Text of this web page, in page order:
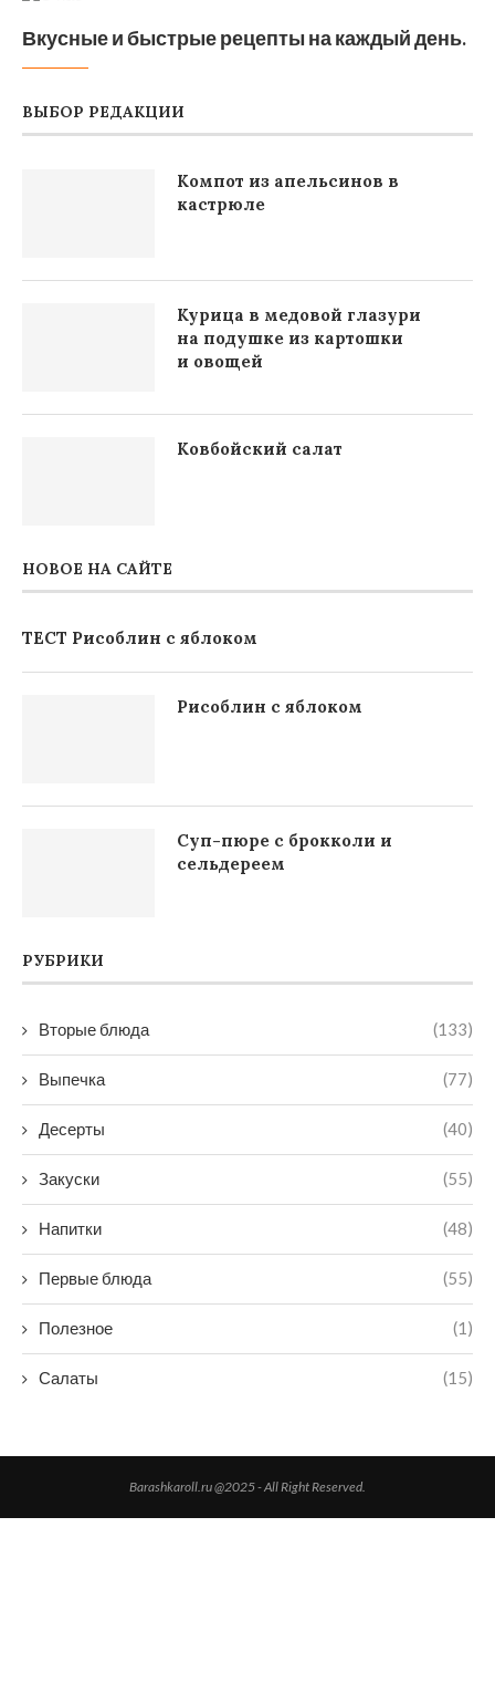
Вкусные и быстрые рецепты на каждый день.
ВЫБОР РЕДАКЦИИ
Компот из апельсинов в
кастрюле
Курица в медовой глазури
на подушке из картошки
и овощей
Ковбойский салат
НОВОЕ НА САЙТЕ
ТЕСТ Рисоблин с яблоком
Рисоблин с яблоком
Суп-пюре с брокколи и
сельдереем
РУБРИКИ
Вторые блюда (133)
Выпечка (77)
Десерты (40)
Закуски (55)
Напитки (48)
Первые блюда (55)
Полезное (1)
Салаты (15)
Barashkaroll.ru @2025 - All Right Reserved.